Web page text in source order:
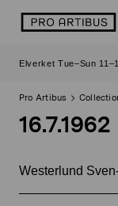
logo
Elverket Tue–Sun
Pro Artibus
16.7.1962
Westerlund